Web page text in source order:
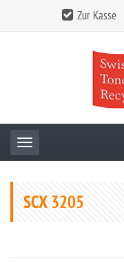
Zur Kasse
Toggle navigation
SCX 3205